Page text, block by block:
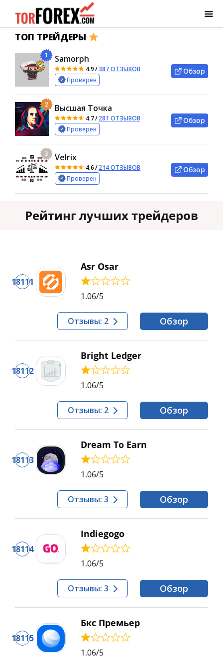
ТОП ТРЕЙДЕРЫ
1 Samorph
4.9/387 ОТЗЫВОВ
Проверен
Обзор
2 Высшая Точка
4.7/281 ОТЗЫВОВ
Проверен
Обзор
3 Velrix
4.6/214 ОТЗЫВОВ
Проверен
Обзор
Рейтинг лучших трейдеров
18111
Asr Osar
1.06/5
Отзывы: 2 Обзор
18112
Bright Ledger
1.06/5
Отзывы: 2 Обзор
18113
Dream To Earn
1.06/5
Отзывы: 3 Обзор
18114
Indiegogo
1.06/5
Отзывы: 3 Обзор
18115
Бкс Премьер
1.06/5